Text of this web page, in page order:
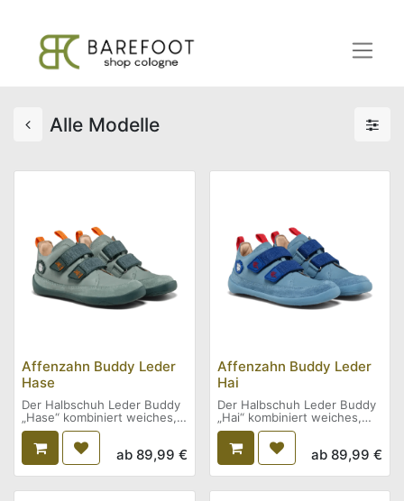
Alle Modelle
Affenzahn Buddy Leder
Hase
Der Halbschuh Leder Buddy
„Hase“ kombiniert weiches,
aber robustes Leder mit
einem kindgerechten
Design. Ideal für die
Übergangszeit, bietet dieser
Schuh dank seiner flexiblen
Sohle und dem großzügigen
ab 89,99 €
Affenzahn Buddy Leder
Hai
Der Halbschuh Leder Buddy
„Hai“ kombiniert weiches,
aber robustes Leder mit
einem kindgerechten
Design. Ideal für die
Übergangszeit, bietet dieser
Schuh dank seiner flexiblen
Sohle und dem großzügigen
ab 89,99 €